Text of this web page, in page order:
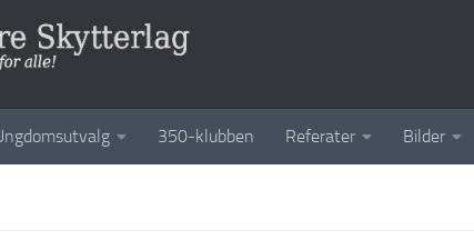
350-klubben Referater Bilder